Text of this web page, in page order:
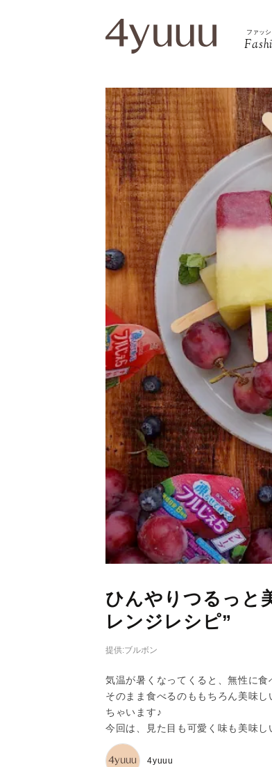
ファッ
ひんやりつるっと
レンジレシピ”
提供:ブルボン
気温が暑くなってくると、無性に食
そのまま食べるのももちろん美味
ちゃいます♪
今回は、見た目も可愛く味も美味
4yuuu